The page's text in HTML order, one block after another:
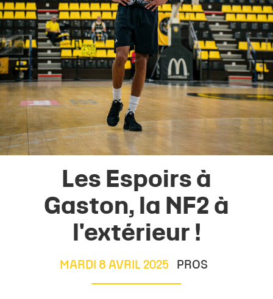
Les Espoirs à
Gaston, la NF2 à
l'extérieur !
MARDI 8 AVRIL 2025 PROS